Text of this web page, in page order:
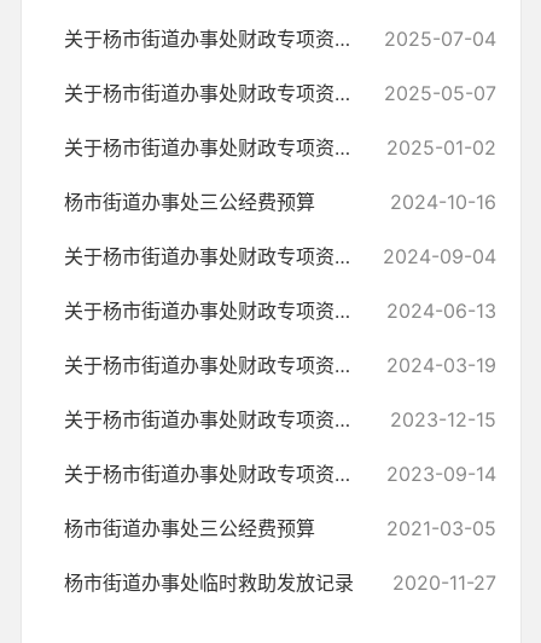
关于杨市街道办事处财政专项资金的情况说明 2025-07-04
关于杨市街道办事处财政专项资金的情况说明 2025-05-07
关于杨市街道办事处财政专项资金的情况说明 2025-01-02
杨市街道办事处三公经费预算 2024-10-16
关于杨市街道办事处财政专项资金的情况说明 2024-09-04
关于杨市街道办事处财政专项资金的情况说明 2024-06-13
关于杨市街道办事处财政专项资金的情况说明 2024-03-19
关于杨市街道办事处财政专项资金的情况说明 2023-12-15
关于杨市街道办事处财政专项资金的情况说明 2023-09-14
杨市街道办事处三公经费预算 2021-03-05
杨市街道办事处临时救助发放记录 2020-11-27